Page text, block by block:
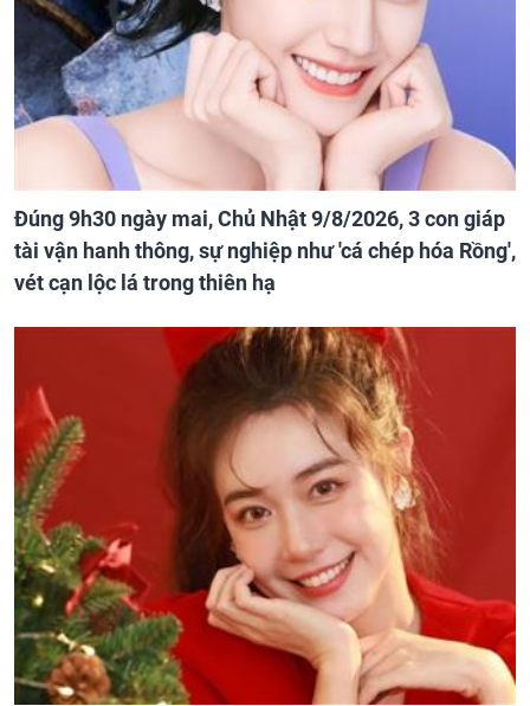
Đúng 9h30 ngày mai, Chủ Nhật 9/8/2026, 3 con giáp
tài vận hanh thông, sự nghiệp như 'cá chép hóa Rồng',
vét cạn lộc lá trong thiên hạ